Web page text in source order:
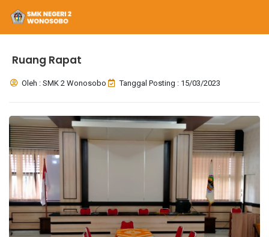
Ruang Rapat
Oleh : SMK 2 Wonosobo Tanggal Posting : 15/03/2023